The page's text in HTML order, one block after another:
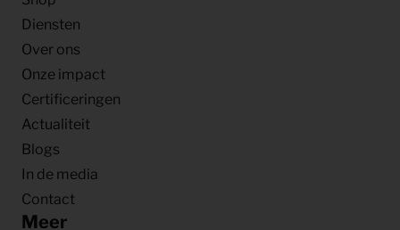
Diensten
Over ons
Onze impact
Certificeringen
Actualiteit
Blogs
In de media
Contact
Meer